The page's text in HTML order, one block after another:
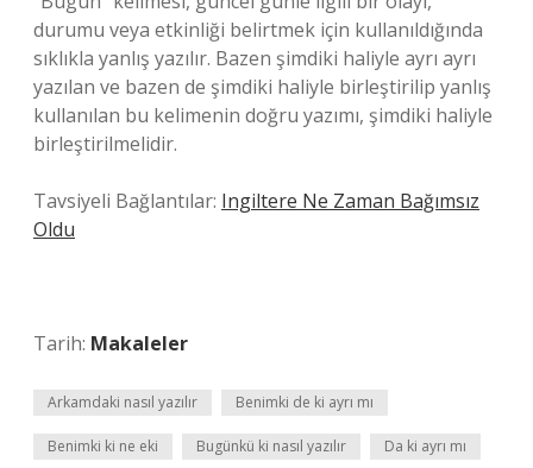
durumu veya etkinliği belirtmek için kullanıldığında
sıklıkla yanlış yazılır. Bazen şimdiki haliyle ayrı ayrı
yazılan ve bazen de şimdiki haliyle birleştirilip yanlış
kullanılan bu kelimenin doğru yazımı, şimdiki haliyle
birleştirilmelidir.
Tavsiyeli Bağlantılar: Ingiltere Ne Zaman Bağımsız
Oldu
Tarih: Makaleler
Arkamdaki nasıl yazılır Benimki de ki ayrı mı
Benimki ki ne eki Bugünkü ki nasıl yazılır Da ki ayrı mı